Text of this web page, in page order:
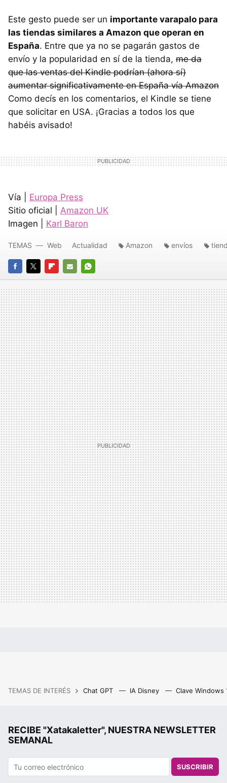
Este gesto puede ser un importante varapalo para
las tiendas similares a Amazon que operan en
España. Entre que ya no se pagarán gastos de
envío y la popularidad en sí de la tienda, me da
que las ventas del Kindle podrían (ahora sí)
aumentar significativamente en España vía Amazon
Como decís en los comentarios, el Kindle se tiene
que solicitar en USA. ¡Gracias a todos los que
habéis avisado!
Vía | Europa Press
Sitio oficial | Amazon UK
Imagen | Karl Baron
FACEBOOK
TWITTERFLIPBOARD
E-
MAIL
WHATSAPP
TEMAS Web Actualidad Amazon envíos
TEMAS DE INTERÉS Chat GPT IA Disney Clave Windows
RECIBE "Xatakaletter", NUESTRA NEWSLETTER
SEMANAL
SUSCRIBIR